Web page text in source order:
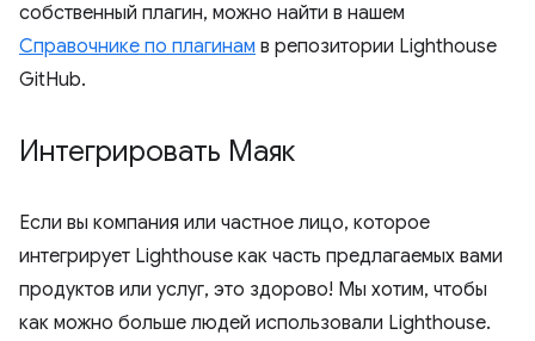
собственный плагин, можно найти в нашем
Справочнике по плагинам в репозитории Lighthouse
GitHub.
Интегрировать Маяк
Если вы компания или частное лицо, которое
интегрирует Lighthouse как часть предлагаемых вами
продуктов или услуг, это здорово! Мы хотим, чтобы
как можно больше людей использовали Lighthouse.